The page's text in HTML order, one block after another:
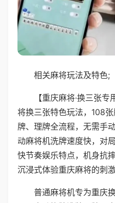
相关麻将玩法及特色;
【重庆麻将·换三张
将换三张特色玩法，108
牌、理牌全流程，无需手
动麻将机洗牌速度快，对
快节奏娱乐特点，机身抗
沉浸式体验重庆麻将的刺激
普通麻将机专为重庆